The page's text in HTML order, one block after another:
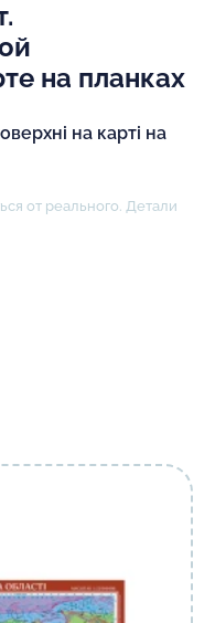
на планках
на карті на
от реального. Детали